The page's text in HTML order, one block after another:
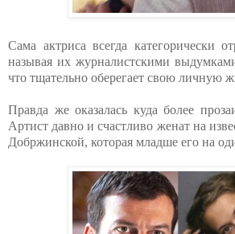
Сама актриса всегда категорически
называя их журналистскими
что тщательно оберегает свою личную
Правда же оказалась куда более
Артист давно и счастливо женат на
Добржинской, которая младше его на